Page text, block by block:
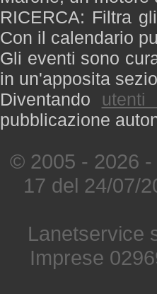
RICERCA: Filtra
Con il calendario
Gli eventi sono
in un'apposita
Diventando utenti
pubblicazione
© 2005 - 2026
17 del 24/07/
Lanetservice
Imprese